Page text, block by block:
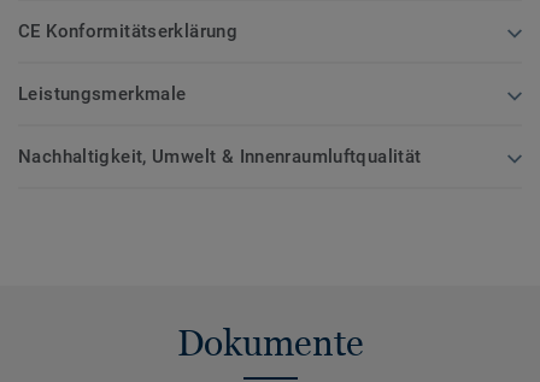
CE Konformitätserklärung
Leistungsmerkmale
Nachhaltigkeit, Umwelt & Innenraumluftqualität
Dokumente